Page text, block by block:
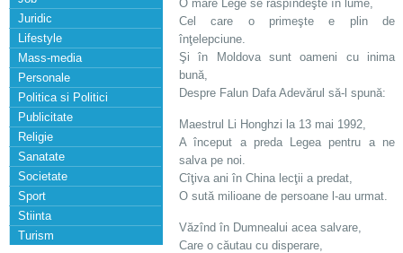
Juridic
Lifestyle
Mass-media
Personale
Politica si Politici
Publicitate
Religie
Sanatate
Societate
Sport
Stiinta
Turism
O mare Lege se răspîndeşte în lume,
Cel care o primeşte e plin de
înţelepciune.
Şi în Moldova sunt oameni cu inima
bună,
Despre Falun Dafa Adevărul să-l spună:
Maestrul Li Honghzi la 13 mai 1992,
A început a preda Legea pentru a ne
salva pe noi.
Cîţiva ani în China lecţii a predat,
O sută milioane de persoane l-au urmat.
Văzînd în Dumnealui acea salvare,
Care o căutau cu disperare,